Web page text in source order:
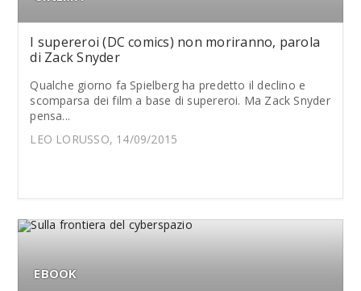
I supereroi (DC comics) non moriranno, parola
di Zack Snyder
Qualche giorno fa Spielberg ha predetto il declino e
scomparsa dei film a base di supereroi. Ma Zack Snyder
pensa...
LEO LORUSSO, 14/09/2015
EBOOK